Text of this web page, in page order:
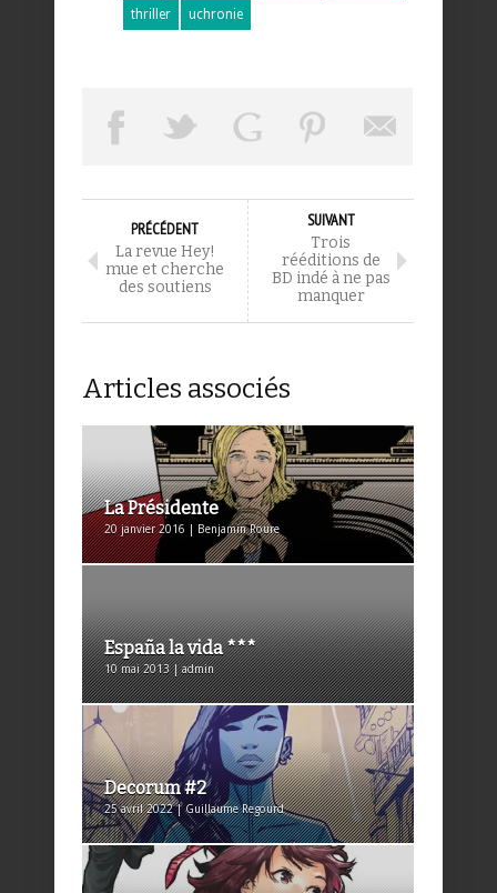
thriller uchronie
PRÉCÉDENT
La revue Hey!
mue et cherche
des soutiens
SUIVANT
Trois
rééditions de
BD indé à ne pas
manquer
Articles associés
La Présidente
20 janvier 2016 | Benjamin Roure
España la vida ***
10 mai 2013 | admin
Decorum #2
25 avril 2022 | Guillaume Regourd